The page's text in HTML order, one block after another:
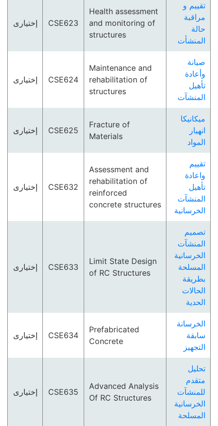
تقييم و
مراقبة
حالة
المنشأت
Health assessment
and monitoring of
structures
CSE623 إختيارى
صيانة
وأعادة
تأهيل
المنشآت
Maintenance and
rehabilitation of
structures
CSE624 إختيارى
ميكانيكا
انهيار
المواد
Fracture of
Materials
CSE625 إختيارى
تقييم
واعادة
تأهيل
المنشآت
الخرسانية
Assessment and
rehabilitation of
reinforced
concrete structures
CSE632 إختيارى
تصميم
المنشآت
الخرسانية
المسلحة
بطريقة
الحالات
الحدية
Limit State Design
of RC Structures
CSE633 إختيارى
الخرسانة
سابقة
التجهيز
Prefabricated
Concrete
CSE634 إختيارى
تحليل
متقدم
للمنشآت
الخرسانية
المسلحة
Advanced Analysis
Of RC Structures
CSE635 إختيارى